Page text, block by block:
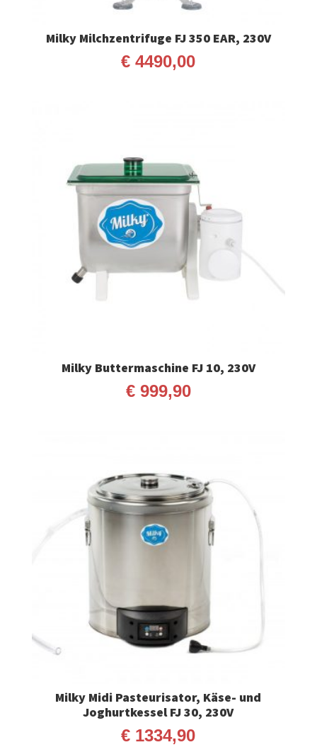
Milky Milchzentrifuge FJ 350 EAR, 230V
€ 4490,00
Milky Buttermaschine FJ 10, 230V
€999,90
Milky Midi Pasteurisator, Käse- und
Joghurtkessel FJ 30, 230V
€ 1334,90